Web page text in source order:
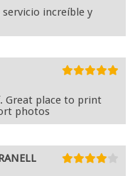
increíble y
Great place to print
photos